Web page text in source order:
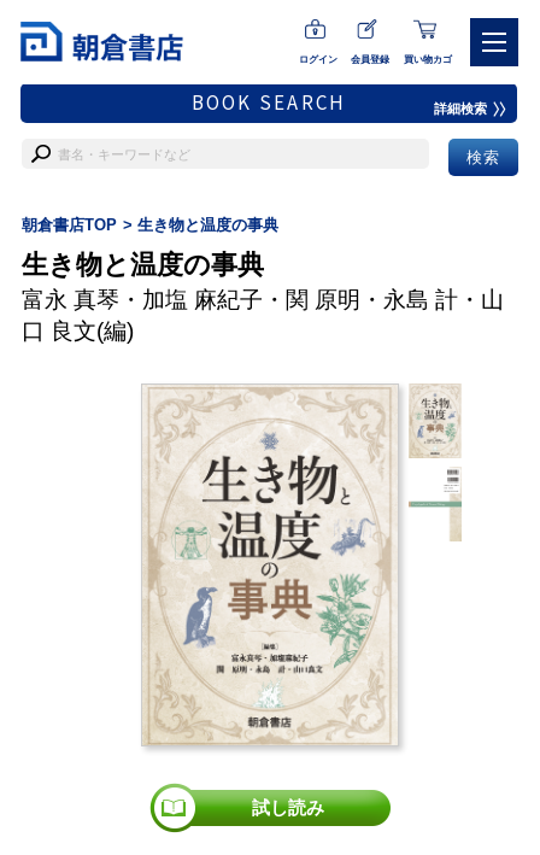
ログイン 会員登録 買い物カゴ
BOOK SEARCH 詳細検索
朝倉書店TOP 生き物と温度の事典
生き物と温度の事典
富永 真琴 ・ 加塩 麻紀子 ・ 関 原明 ・ 永島 計・ 山
口 良文(編)
試し読み